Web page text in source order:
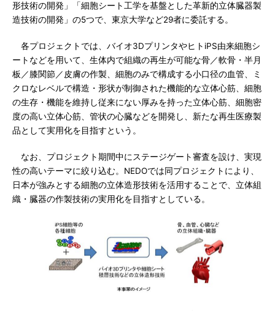
形技術の開発」「細胞シート工学を基盤とした革新的立体臓器製
造技術の開発」の5つで、東京大学など29者に委託する。
各プロジェクトでは、バイオ3DプリンタやヒトiPS由来細胞シ
ートなどを用いて、生体内で組織の再生が可能な骨／軟骨・半月
板／膝関節／皮膚の作製、細胞のみで構成する小口径の血管、ミ
クロなレベルで構造・形状が制御された機能的な立体心筋、細胞
の生存・機能を維持し従来にない厚みを持った立体心筋、細胞密
度の高い立体心筋、管状の心臓などを開発し、新たな再生医療製
品として実用化を目指すという。
なお、プロジェクト期間中にステージゲート審査を設け、実現
性の高いテーマに絞り込む。NEDOでは同プロジェクトにより、
日本が強みとする細胞の立体造形技術を活用することで、立体組
織・臓器の作製技術の実用化を目指すとしている。